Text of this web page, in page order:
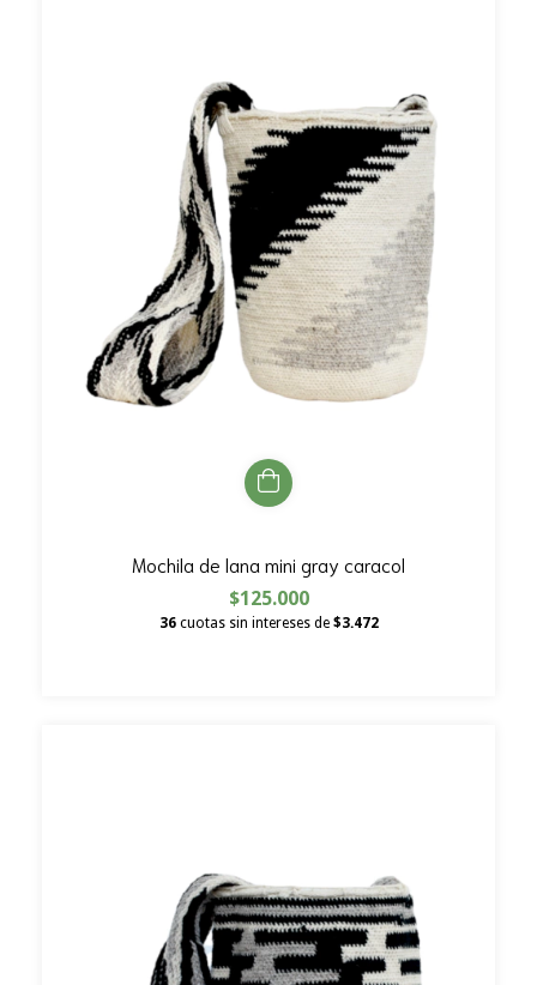
Mochila de lana mini gray caracol
$125.000
36 cuotas sin intereses de $3.472